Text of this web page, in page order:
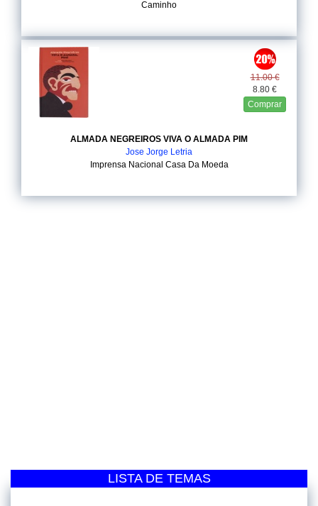
Caminho
11.00 €
8.80 €
Comprar
ALMADA NEGREIROS VIVA O ALMADA PIM
Jose Jorge Letria
Imprensa Nacional Casa Da Moeda
LISTA DE TEMAS